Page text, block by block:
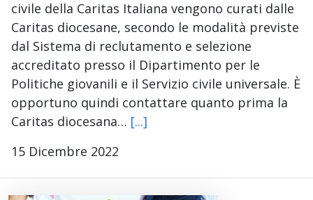
civile della Caritas Italiana vengono curati dalle
Caritas diocesane, secondo le modalità previste
dal Sistema di reclutamento e selezione
accreditato presso il Dipartimento per le
Politiche giovanili e il Servizio civile universale. È
opportuno quindi contattare quanto prima la
Caritas diocesana… [...]
15 Dicembre 2022